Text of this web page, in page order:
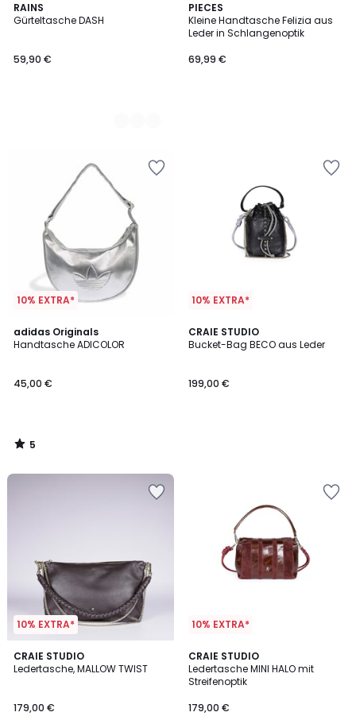
RAINS
Gürteltasche DASH
59,90 €
2
Farben
PIECES
Kleine Handtasche Felizia aus
Leder in Schlangenoptik
69,99 €
10% EXTRA*
adidas Originals
Handtasche ADICOLOR
45,00 €
5
/
5
/
10% EXTRA*
CRAIE STUDIO
Bucket-Bag BECO aus Leder
199,00 €
10% EXTRA*
CRAIE STUDIO
Ledertasche, MALLOW TWIST
179,00 €
10% EXTRA*
CRAIE STUDIO
Ledertasche MINI HALO mit
Streifenoptik
179,00 €